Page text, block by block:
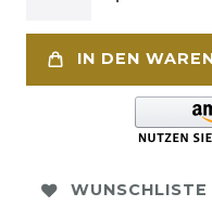
IN DEN
WUNSCHLISTE